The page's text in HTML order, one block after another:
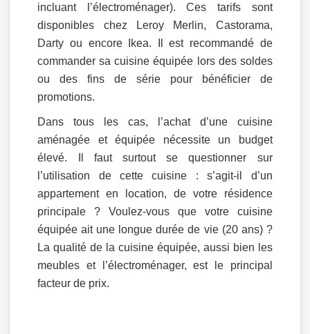
incluant l’électroménager). Ces tarifs sont
disponibles chez Leroy Merlin, Castorama,
Darty ou encore Ikea. Il est recommandé de
commander sa cuisine équipée lors des soldes
ou des fins de série pour bénéficier de
promotions.
Dans tous les cas, l’achat d’une cuisine
aménagée et équipée nécessite un budget
élevé. Il faut surtout se questionner sur
l’utilisation de cette cuisine : s’agit-il d’un
appartement en location, de votre résidence
principale ? Voulez-vous que votre cuisine
équipée ait une longue durée de vie (20 ans) ?
La qualité de la cuisine équipée, aussi bien les
meubles et l’électroménager, est le principal
facteur de prix.